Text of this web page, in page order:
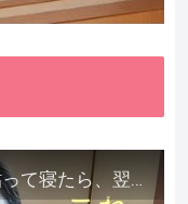
腎臓（腰）に「まるくん」を貼って寝たら、翌朝めちゃ楽でびっくりしました。腎臓叩いても痛くない！【お客様の声を試してみた】